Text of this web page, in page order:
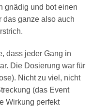
gnädig und bot einen
das ganze also auch
dass jeder Gang in
Die Dosierung war für
Nicht zu viel, nicht
(das Event
Wirkung perfekt